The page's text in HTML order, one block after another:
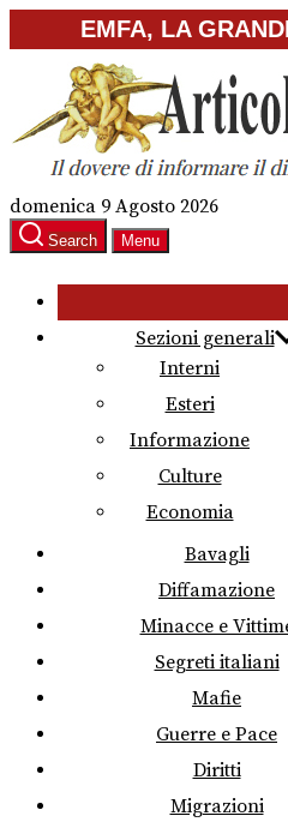
to
content
EMFA, LA
domenica 9 Agosto 2026
Search Menu
Sezioni generali
Interni
Esteri
Informazione
Culture
Economia
Bavagli
Diffamazione
Minacce e
Segreti italiani
Mafie
Guerre e Pace
Diritti
Migrazioni